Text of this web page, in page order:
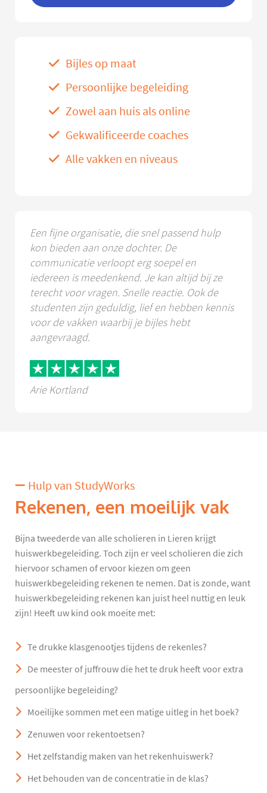
Bijles op maat
Persoonlijke begeleiding
Zowel aan huis als online
Gekwalificeerde coaches
Alle vakken en niveaus
Een fijne organisatie, die snel passend hulp
kon bieden aan onze dochter. De
communicatie verloopt erg soepel en
iedereen is meedenkend. Je kan altijd bij ze
terecht voor vragen. Snelle reactie. Ook de
studenten zijn geduldig, lief en hebben kennis
voor de vakken waarbij je bijles hebt
aangevraagd.
Arie Kortland
Hulp van StudyWorks
Rekenen, een moeilijk vak
Bijna tweederde van alle scholieren in Lieren krijgt
huiswerkbegeleiding. Toch zijn er veel scholieren die zich
hiervoor schamen of ervoor kiezen om geen
huiswerkbegeleiding rekenen te nemen. Dat is zonde, want
huiswerkbegeleiding rekenen kan juist heel nuttig en leuk
zijn! Heeft uw kind ook moeite met:
Te drukke klasgenootjes tijdens de rekenles?
De meester of juffrouw die het te druk heeft voor extra
persoonlijke begeleiding?
Moeilijke sommen met een matige uitleg in het boek?
Zenuwen voor rekentoetsen?
Het zelfstandig maken van het rekenhuiswerk?
Het behouden van de concentratie in de klas?